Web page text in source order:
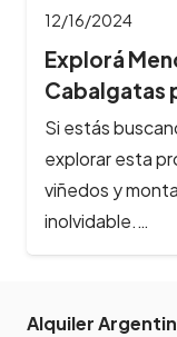
12/16/2024
Explorá
Cabalgatas
Si estás
explorar esta
viñedos y
inolvidable.…
Alquiler